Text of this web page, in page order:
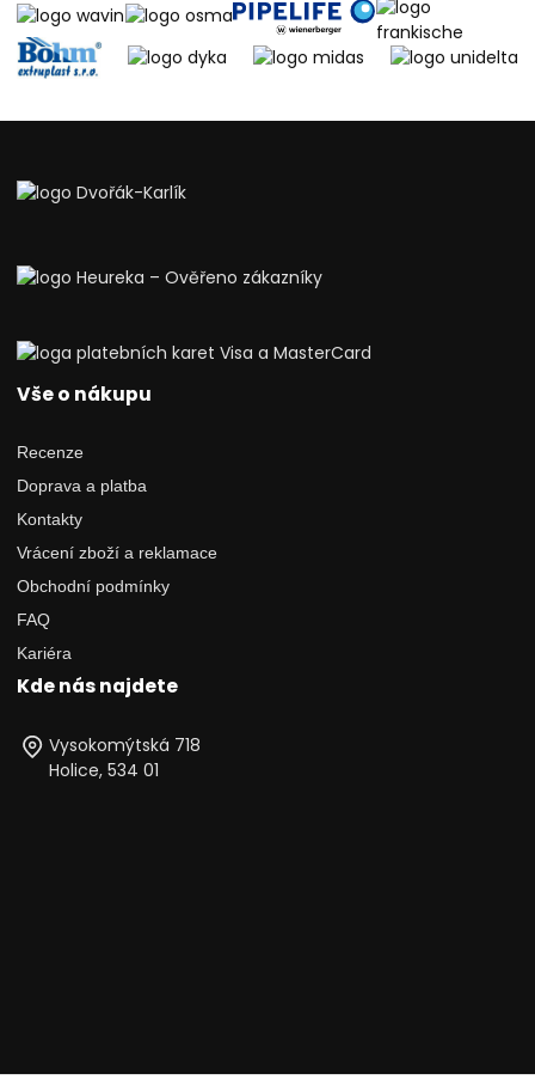
Vše o nákupu
Recenze
Doprava a platba
Kontakty
Vrácení zboží a reklamace
Obchodní podmínky
FAQ
Kariéra
Kde nás najdete
Vysokomýtská 718
Holice, 534 01